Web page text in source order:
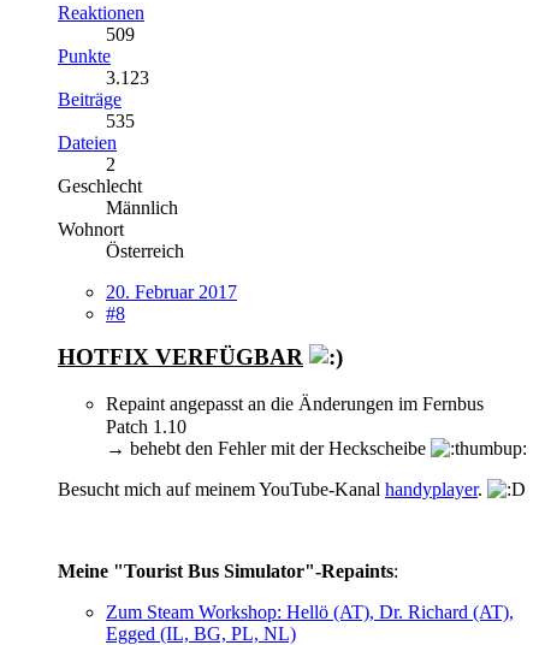
Reaktionen
509
Punkte
3.123
Beiträge
535
Dateien
2
Geschlecht
Männlich
Wohnort
Österreich
20. Februar 2017
#8
HOTFIX VERFÜGBAR
Repaint angepasst an die Änderungen im Fernbus
Patch 1.10
→ behebt den Fehler mit der Heckscheibe
Besucht mich auf meinem YouTube-Kanal handyplayer.
Meine "Tourist Bus Simulator"-Repaints:
Zum Steam Workshop: Hellö (AT), Dr. Richard (AT),
Egged (IL, BG, PL, NL)